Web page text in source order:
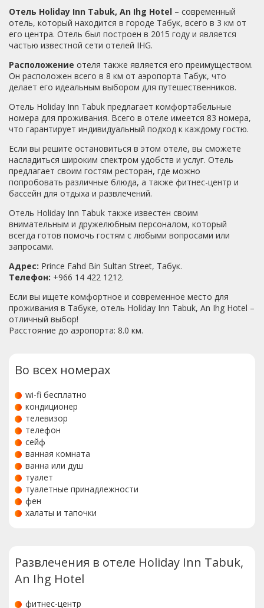
Отель Holiday Inn Tabuk, An Ihg Hotel – современный
отель, который находится в городе Табук, всего в 3 км от
его центра. Отель был построен в 2015 году и является
частью известной сети отелей IHG.
Расположение отеля также является его преимуществом.
Он расположен всего в 8 км от аэропорта Табук, что
делает его идеальным выбором для путешественников.
Отель Holiday Inn Tabuk предлагает комфортабельные
номера для проживания. Всего в отеле имеется 83 номера,
что гарантирует индивидуальный подход к каждому гостю.
Если вы решите остановиться в этом отеле, вы сможете
насладиться широким спектром удобств и услуг. Отель
предлагает своим гостям ресторан, где можно
попробовать различные блюда, а также фитнес-центр и
бассейн для отдыха и развлечений.
Отель Holiday Inn Tabuk также известен своим
внимательным и дружелюбным персоналом, который
всегда готов помочь гостям с любыми вопросами или
запросами.
Адрес: Prince Fahd Bin Sultan Street, Табук.
Телефон: +966 14 422 1212.
Если вы ищете комфортное и современное место для
проживания в Табуке, отель Holiday Inn Tabuk, An Ihg Hotel –
отличный выбор!
Расстояние до аэропорта: 8.0 км.
Во всех номерах
wi-fi бесплатно
кондиционер
телевизор
телефон
сейф
ванная комната
ванна или душ
туалет
туалетные принадлежности
фен
халаты и тапочки
Развлечения в отеле Holiday Inn Tabuk,
An Ihg Hotel
фитнес-центр